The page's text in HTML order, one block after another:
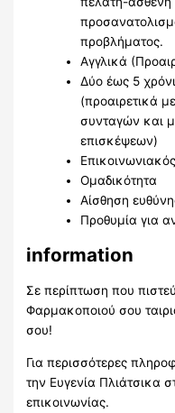
προβλήματος.
Αγγλικά
Δύο έως 5
(προαιρετικά
συνταγών και
επισκέψεων)
Ομαδικότητα
Αίσθηση
Προθυμία για
information
Σε περίπτωση που
Φαρμακοποιού σου
σου!
Για περισσότερες
την Ευγενία Πλιάτσικα
επικοινωνίας.